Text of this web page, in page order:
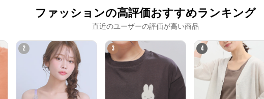
ファッションの高評価おすすめランキング
直近のユーザーの評価が高い商品
2 3 4